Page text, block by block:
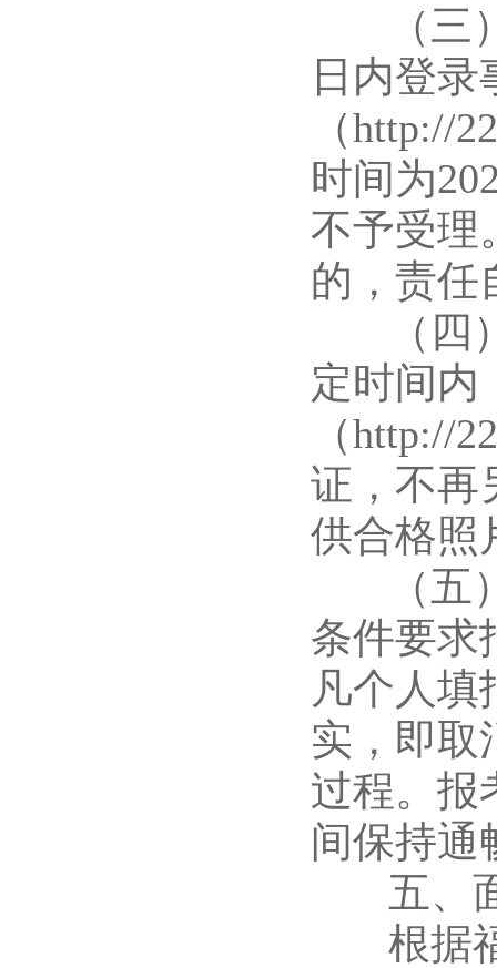
（三）
日内登
（http://
时间为
不予受理
的，责任
（四）
定时间内
（http://
证，不再
供合格照
（五）
条件要求
凡个人
实，即取
过程。报
间保持通
五、面
根据福